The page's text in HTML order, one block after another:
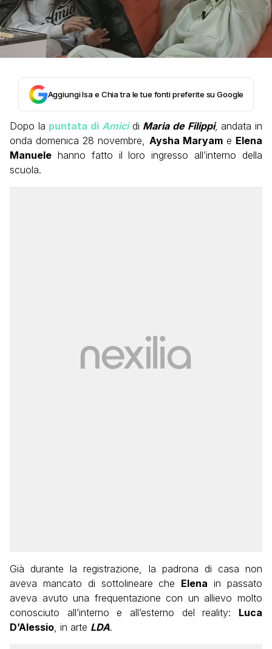
Aggiungi Isa e Chia tra le tue fonti preferite su Google
Dopo la puntata di Amicidi Maria de Filippi, andata in
onda domenica 28 novembre, Aysha Maryame Elena
Manuele hanno fatto il loro ingresso all’interno della
scuola.
Già durante la registrazione, la padrona di casa non
aveva mancato di sottolineare che Elena in passato
aveva avuto una frequentazione con un allievo molto
conosciuto all’interno e all’esterno del reality: Luca
D’Alessio , in arte LDA.